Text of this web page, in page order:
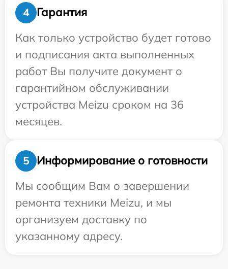
4
Гарантия
Как только устройство будет готово
и подписания акта выполненных
работ Вы получите документ о
гарантийном обслуживании
устройства Meizu сроком на 36
месяцев.
5
Информирование о готовности
Мы сообщим Вам о завершении
ремонта техники Meizu, и мы
организуем доставку по
указанному адресу.